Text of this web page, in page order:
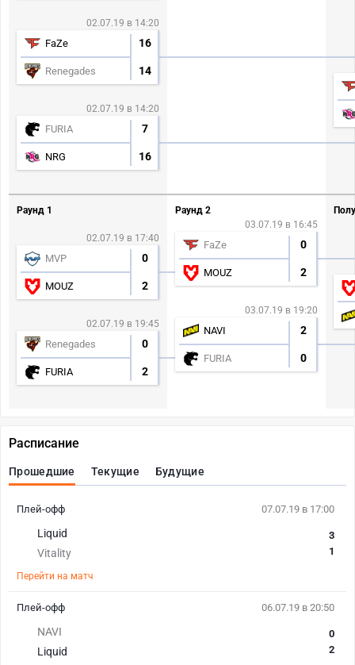
02.07.19 в 14:20
FaZe 16
Renegades 14
02.07.19 в 14:20
FURIA 7
NRG 16
Раунд 1
02.07.19 в 17:40
MVP 0
MOUZ 2
02.07.19 в 19:45
Renegades 0
FURIA 2
Раунд 2
03.07.19 в 16:45
FaZe 0
MOUZ 2
03.07.19 в 19:20
NAVI 2
FURIA 0
Расписание
Прошедшие Текущие Будущие
07.07.19 в 17:00
Liquid
Vitality
3
1
Перейти на матч
Плей-офф
06.07.19 в 20:50
NAVI
Liquid
0
2
Плей-офф